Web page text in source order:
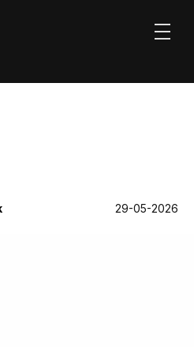
29-05-2026